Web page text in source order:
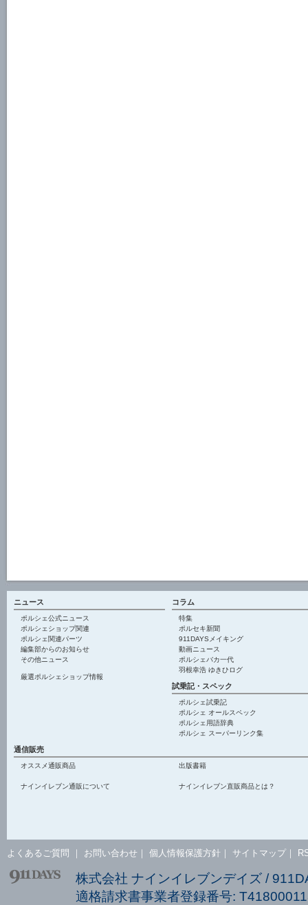
ニュース
ポルシェ公式ニュース
ポルシェショップ関連
ポルシェ関連パーツ
編集部からのお知らせ
その他ニュース
厳選ポルシェショップ情報
コラム
特集
ポルセキ新聞
911DAYSメイキング
動画ニュース
ポルシェバカ一代
羽根幸浩 ゆきひログ
試乗記・スペック
ポルシェ試乗記
ポルシェ オールスペック
ポルシェ用語辞典
ポルシェ スーパーリンク集
通信販売
オススメ通販商品 出版書籍
ナインイレブン通販について ナインイレブン直販商品とは？
よくあるご質問 お問い合わせ 個人情報保護方針 サイトマップ｜
株式会社 ナインイレブンデイズ /
適格請求書事業者登録番号: